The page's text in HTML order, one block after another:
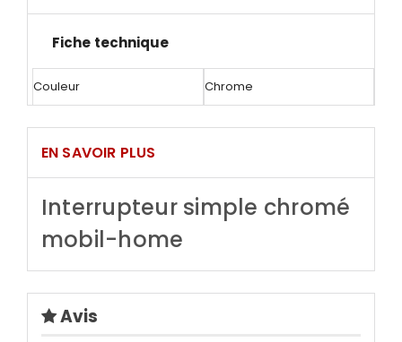
Fiche technique
Couleur Chrome
EN SAVOIR PLUS
Interrupteur simple chromé
mobil-home
Avis